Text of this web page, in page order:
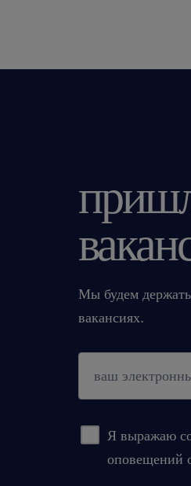
Мы будем держать
вакансиях.
Я выражаю
оповещений
подтверждать